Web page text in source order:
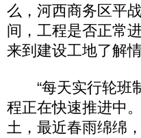
么，河西商务区平
间，工程是否正常
来到建设工地了解情
“每天实行轮班制
程正在快速推进中
土，最近春雨绵绵